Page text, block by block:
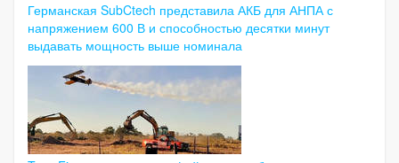
Германская SubCtech представила АКБ для АНПА с
напряжением 600 В и способностью десятки минут
выдавать мощность выше номинала